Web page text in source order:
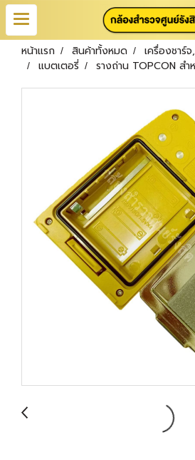
หน้าแรก สินค้าทั้งหมด
เครื่องชาร์
แบตเตอรี่
รางถ่าน TOPCON สำ